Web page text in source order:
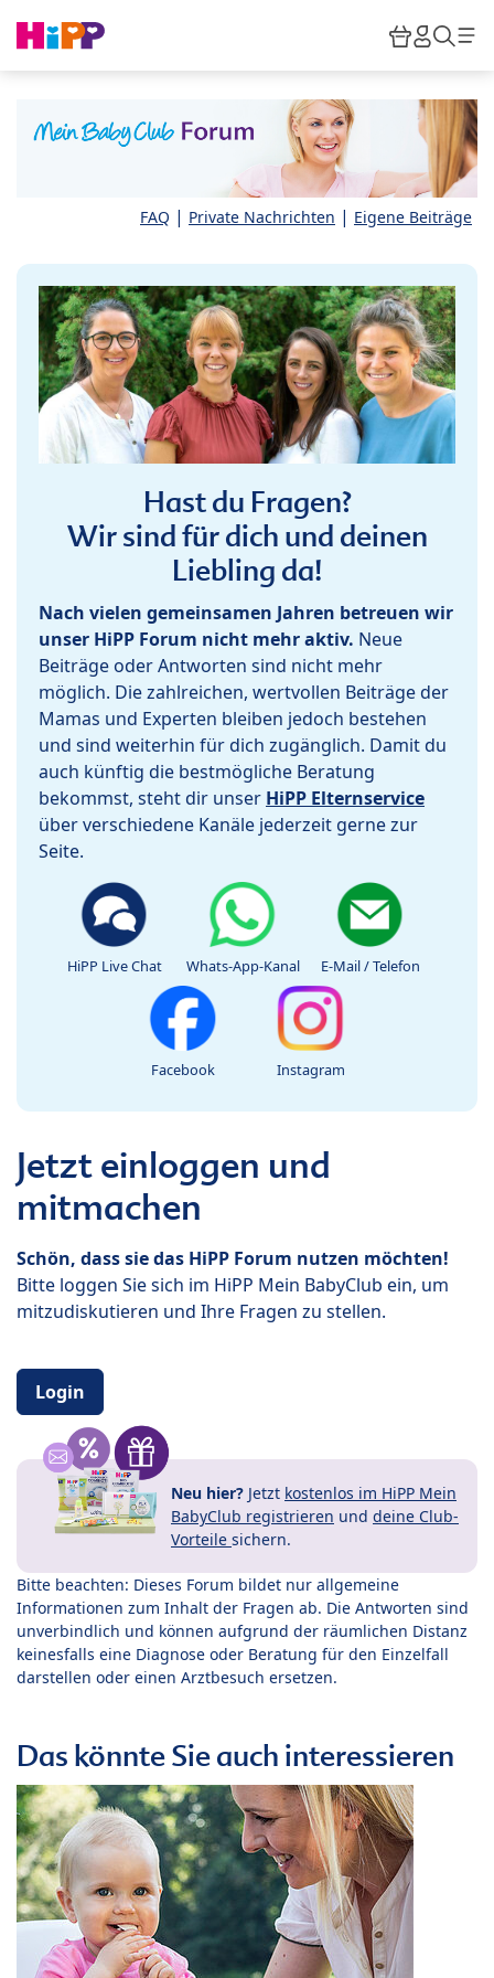
HiPP
FAQ | Private Nachrichten | Eigene Beiträge
Hast du Fragen?
Wir sind für dich und deinen
Liebling da!
Nach vielen gemeinsamen Jahren betreuen wir
unser HiPP Forum nicht mehr aktiv. Neue
Beiträge oder Antworten sind nicht mehr
möglich. Die zahlreichen, wertvollen Beiträge der
Mamas und Experten bleiben jedoch bestehen
und sind weiterhin für dich zugänglich. Damit du
auch künftig die bestmögliche Beratung
bekommst, steht dir unser HiPP Elternservice
über verschiedene Kanäle jederzeit gerne zur
Seite.
HiPP Live Chat Whats-App-Kanal E-Mail / Telefon
Facebook Instagram
Jetzt einloggen und
mitmachen
Schön, dass sie das HiPP Forum nutzen möchten!
Bitte loggen Sie sich im HiPP Mein BabyClub ein, um
mitzudiskutieren und Ihre Fragen zu stellen.
Login
Neu hier? Jetzt kostenlos im HiPP Mein
BabyClub registrieren und deine Club-
Vorteile sichern.
Bitte beachten: Dieses Forum bildet nur allgemeine
Informationen zum Inhalt der Fragen ab. Die Antworten sind
unverbindlich und können aufgrund der räumlichen Distanz
keinesfalls eine Diagnose oder Beratung für den Einzelfall
darstellen oder einen Arztbesuch ersetzen.
Das könnte Sie auch interessieren